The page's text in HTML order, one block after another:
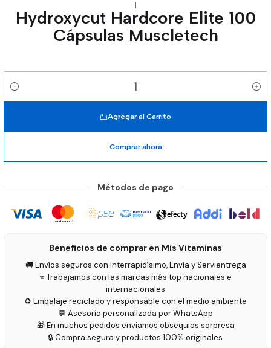
|
Hydroxycut Hardcore Elite 100
Cápsulas Muscletech
Cantidad
Agregar al Carrito
Comprar ahora
Métodos de pago
Beneficios de comprar en Mis Vitaminas
🚚 Envíos seguros con Interrapidísimo, Envía y Servientrega
⭐ Trabajamos con las marcas más top nacionales e
internacionales
♻️ Embalaje reciclado y responsable con el medio ambiente
💬 Asesoría personalizada por WhatsApp
🎁 En muchos pedidos enviamos obsequios sorpresa
🔒 Compra segura y productos 100% originales